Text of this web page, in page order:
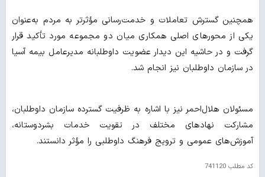
همچنین گسترش تعاملات و خدمت‌رسانی مؤثرتر به مردم به‌عنوان
یکی از محورهای اصلی همکاری میان دو مجموعه مورد تأکید قرار
گرفت و در حاشیه این دیدار عضویت داوطلبانه مدیرعامل بیمه آسیا
در سازمان داوطلبان نیز انجام شد.
مسئولان هلال‌احمر نیز با اشاره به ظرفیت گسترده سازمان داوطلبان،
مشارکت نهادهای مختلف در تقویت خدمات بشردوستانه،
آموزش‌های عمومی و ترویج فرهنگ داوطلبی را مؤثر دانستند.
کد مطلب 741120